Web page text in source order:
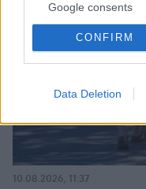
Google consents
CONFIRM
Data Deletion
10.08.2026, 11:37